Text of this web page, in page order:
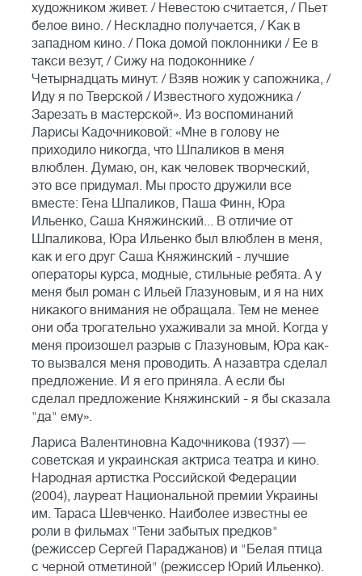
художником живет. / Невестою считается, / Пьет
белое вино. / Нескладно получается, / Как в
западном кино. / Пока домой поклонники / Ее в
такси везут, / Сижу на подоконнике /
Четырнадцать минут. / Взяв ножик у сапожника, /
Иду я по Тверской / Известного художника /
Зарезать в мастерской». Из воспоминаний
Ларисы Кадочниковой: «Мне в голову не
приходило никогда, что Шпаликов в меня
влюблен. Думаю, он, как человек творческий,
это все придумал. Мы просто дружили все
вместе: Гена Шпаликов, Паша Финн, Юра
Ильенко, Саша Княжинский... В отличие от
Шпаликова, Юра Ильенко был влюблен в меня,
как и его друг Саша Княжинский - лучшие
операторы курса, модные, стильные ребята. А у
меня был роман с Ильей Глазуновым, и я на них
никакого внимания не обращала. Тем не менее
они оба трогательно ухаживали за мной. Когда у
меня произошел разрыв с Глазуновым, Юра как-
то вызвался меня проводить. А назавтра сделал
предложение. И я его приняла. А если бы
сделал предложение Княжинский - я бы сказала
"да" ему».
Лариса Валентиновна Кадочникова (1937) —
советская и украинская актриса театра и кино.
Народная артистка Российской Федерации
(2004), лауреат Национальной премии Украины
им. Тараса Шевченко. Наиболее известны ее
роли в фильмах "Тени забытых предков"
(режиссер Сергей Параджанов) и "Белая птица
с черной отметиной" (режиссер Юрий Ильенко).